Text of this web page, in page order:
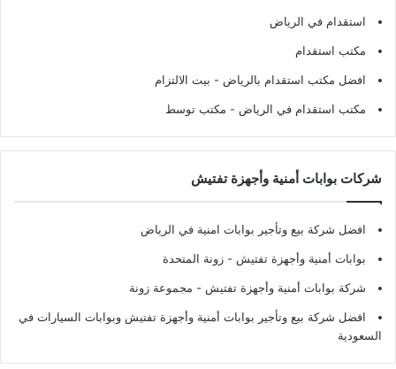
استقدام في الرياض
مكتب استقدام
افضل مكتب استقدام بالرياض - بيت الالتزام
مكتب استقدام في الرياض - مكتب توسط
شركات بوابات أمنية وأجهزة تفتيش
افضل شركة بيع وتأجير بوابات امنية في الرياض
بوابات أمنية وأجهزة تفتيش - زونة المتحدة
شركة بوابات أمنية وأجهزة تفتيش - مجموعة زونة
افضل شركة بيع وتأجير بوابات أمنية وأجهزة تفتيش وبوابات السيارات في
السعودية